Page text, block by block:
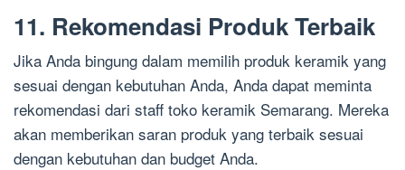
11. Rekomendasi Produk Terbaik
Jika Anda bingung dalam memilih produk keramik yang
sesuai dengan kebutuhan Anda, Anda dapat meminta
rekomendasi dari staff toko keramik Semarang. Mereka
akan memberikan saran produk yang terbaik sesuai
dengan kebutuhan dan budget Anda.